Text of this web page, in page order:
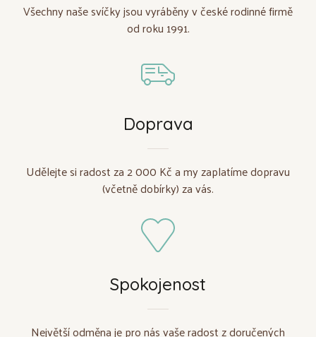
Všechny naše svíčky jsou vyráběny v české rodinné firmě
od roku 1991.
Doprava
Udělejte si radost za 2 000 Kč a my zaplatíme dopravu
(včetně dobírky) za vás.
Spokojenost
Největší odměna je pro nás vaše radost z doručených